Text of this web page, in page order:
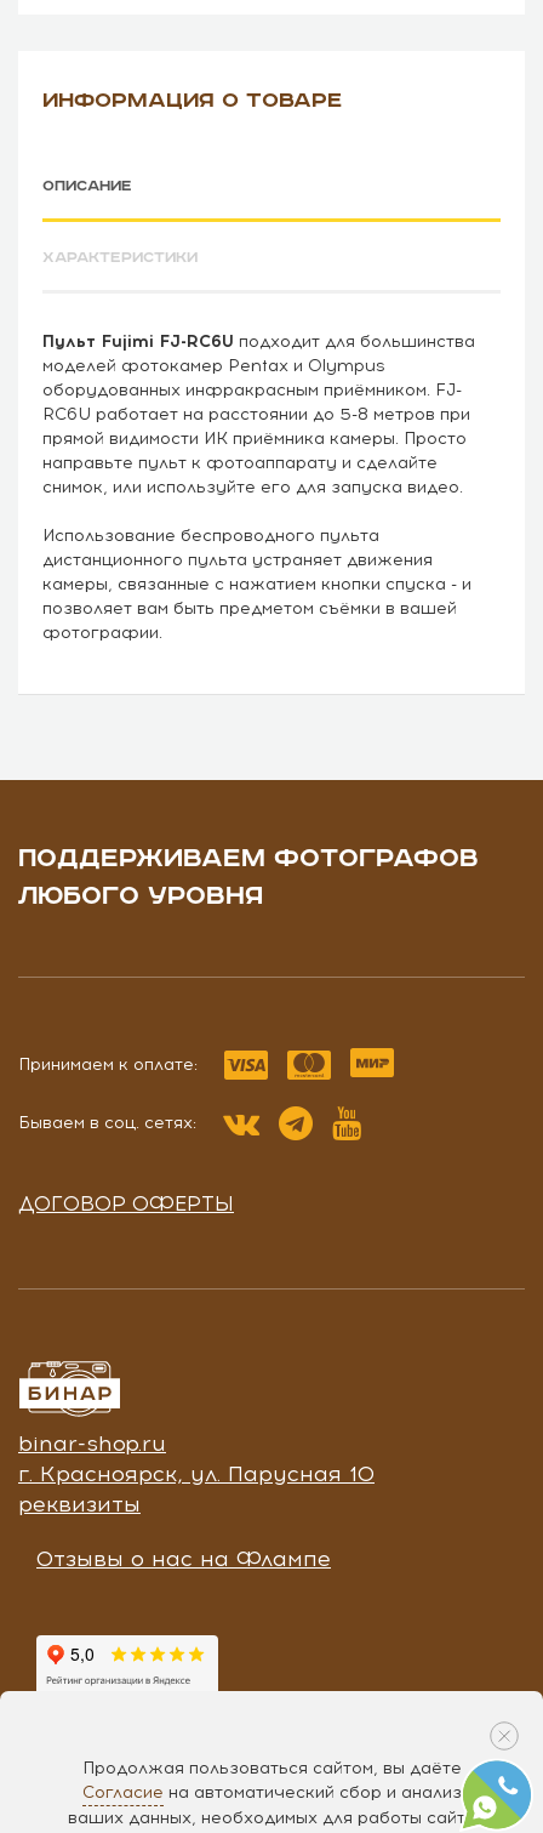
ИНФОРМАЦИЯ О ТОВАРЕ
ОПИСАНИЕ
ХАРАКТЕРИСТИКИ
Пульт Fujimi FJ-RC6U подходит для большинства
моделей фотокамер Pentax и Olympus
оборудованных инфракрасным приёмником. FJ-
RC6U работает на расстоянии до 5-8 метров при
прямой видимости ИК приёмника камеры. Просто
направьте пульт к фотоаппарату и сделайте
снимок, или используйте его для запуска видео.
Использование беспроводного пульта
дистанционного пульта устраняет движения
камеры, связанные с нажатием кнопки спуска - и
позволяет вам быть предметом съёмки в вашей
фотографии.
ПОДДЕРЖИВАЕМ ФОТОГРАФОВ
ЛЮБОГО УРОВНЯ
Принимаем к оплате:
Бываем в соц. сетях:
ДОГОВОР ОФЕРТЫ
binar-shop.ru
г. Красноярск, ул. Парусная 10
реквизиты
Отзывы о нас на Флампе
Разработка « Чипса», 2017
Продолжая пользоваться сайтом, вы даёте
Согласие на автоматический сбор и анализ
ваших данных, необходимых для работы сайта